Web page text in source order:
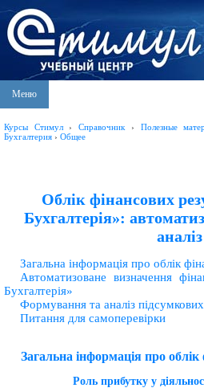
Меню
Курсы Стимул›Справочник › Полезные
Бухгалтерия › Общее
Облік фінансових
Бухгалтерія»:
аналіз
Загальна інформація про облік
Автоматизоване визначення
Бухгалтерія»
Формування та аналіз підсумкових
Питання для самоперевірки
Загальна інформація про облік
Роль прибутку у